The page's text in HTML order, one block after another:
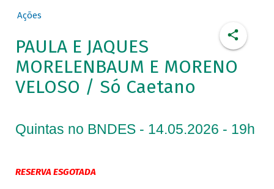
Ações
PAULA E JAQUES
MORELENBAUM E MORENO
VELOSO / Só Caetano
Quintas no BNDES - 14.05.2026 - 19h
RESERVA ESGOTADA